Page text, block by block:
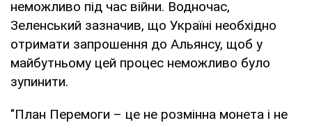
неможливо під час війни. Водночас,
Зеленський зазначив, що Україні необхідно
отримати запрошення до Альянсу, щоб у
майбутньому цей процес неможливо було
зупинити.
"План Перемоги – це не розмінна монета і не